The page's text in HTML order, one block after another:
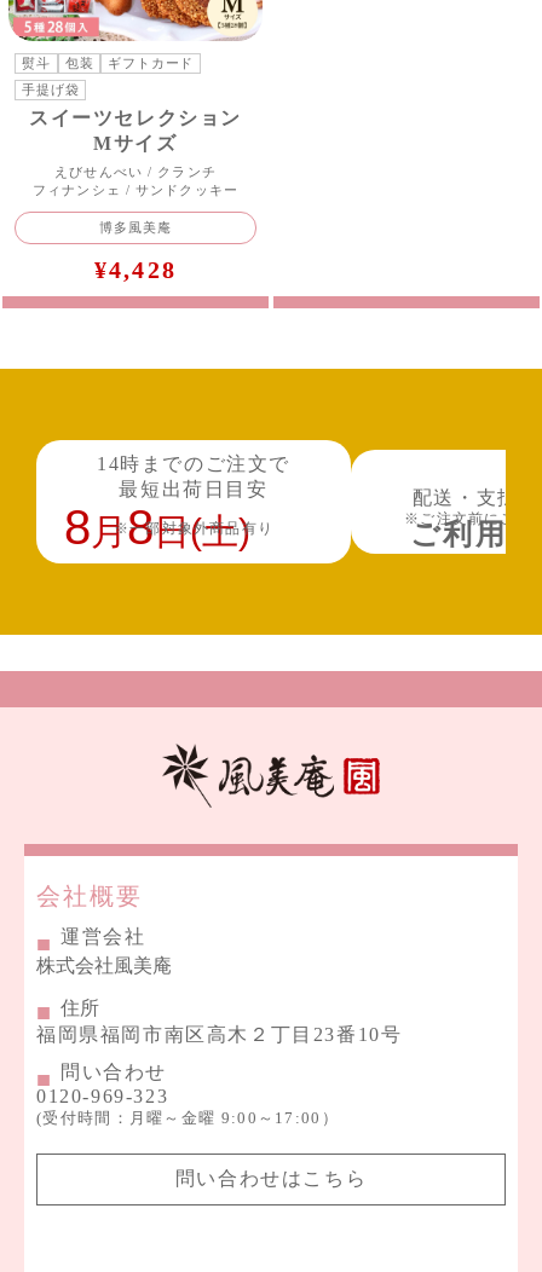
熨斗 包装
ギフトカード
手提げ袋
スイーツセレクション
Mサイズ
えびせんべい / クランチ
フィナンシェ / サンドクッキー
博多風美庵
¥4,428
14時までのご注文で
最短出荷日目安
※一部対象外商品有り
配送・支払
ご利用
※ご注文前にご確
会社概要
運営会社
株式会社風美庵
住所
福岡県福岡市南区高木２丁目23番10号
問い合わせ
0120-969-323
(受付時間：月曜～金曜 9:00～17:00）
問い合わせはこちら